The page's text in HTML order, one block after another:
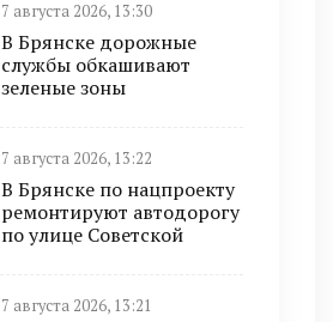
7 августа 2026, 13:30
В Брянске дорожные
службы обкашивают
зеленые зоны
7 августа 2026, 13:22
В Брянске по нацпроекту
ремонтируют автодорогу
по улице Советской
7 августа 2026, 13:21